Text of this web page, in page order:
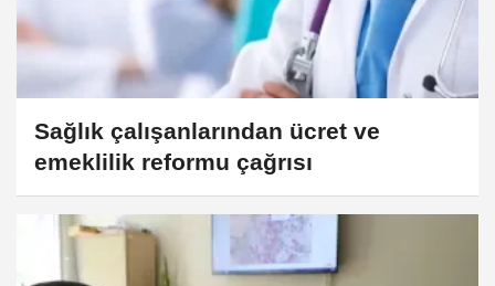
Sağlık çalışanlarından ücret ve
emeklilik reformu çağrısı